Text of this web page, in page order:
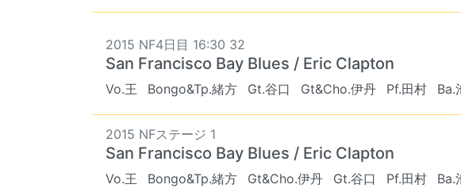
2015 NF4日目 16:30 32
San Francisco Bay Blues / Eric Clapton
Vo.王 Bongo&Tp.緒方 Gt.谷口 Gt&Cho.伊丹 Pf.田村 Ba.
2015 NFステージ 1
San Francisco Bay Blues / Eric Clapton
Vo.王 Bongo&Tp.緒方 Gt&Cho.伊丹 Gt.谷口 Pf.田村 Ba.